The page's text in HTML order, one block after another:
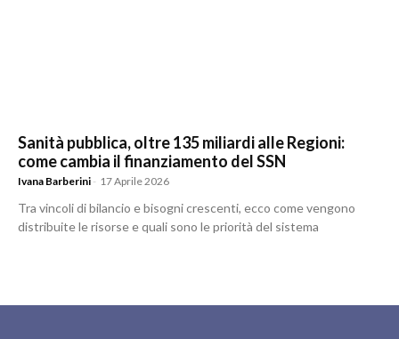
Sanità pubblica, oltre 135 miliardi alle Regioni:
come cambia il finanziamento del SSN
Ivana Barberini - 17 Aprile 2026
Tra vincoli di bilancio e bisogni crescenti, ecco come vengono
distribuite le risorse e quali sono le priorità del sistema